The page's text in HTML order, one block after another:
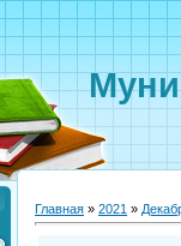
Главная » 2021 »